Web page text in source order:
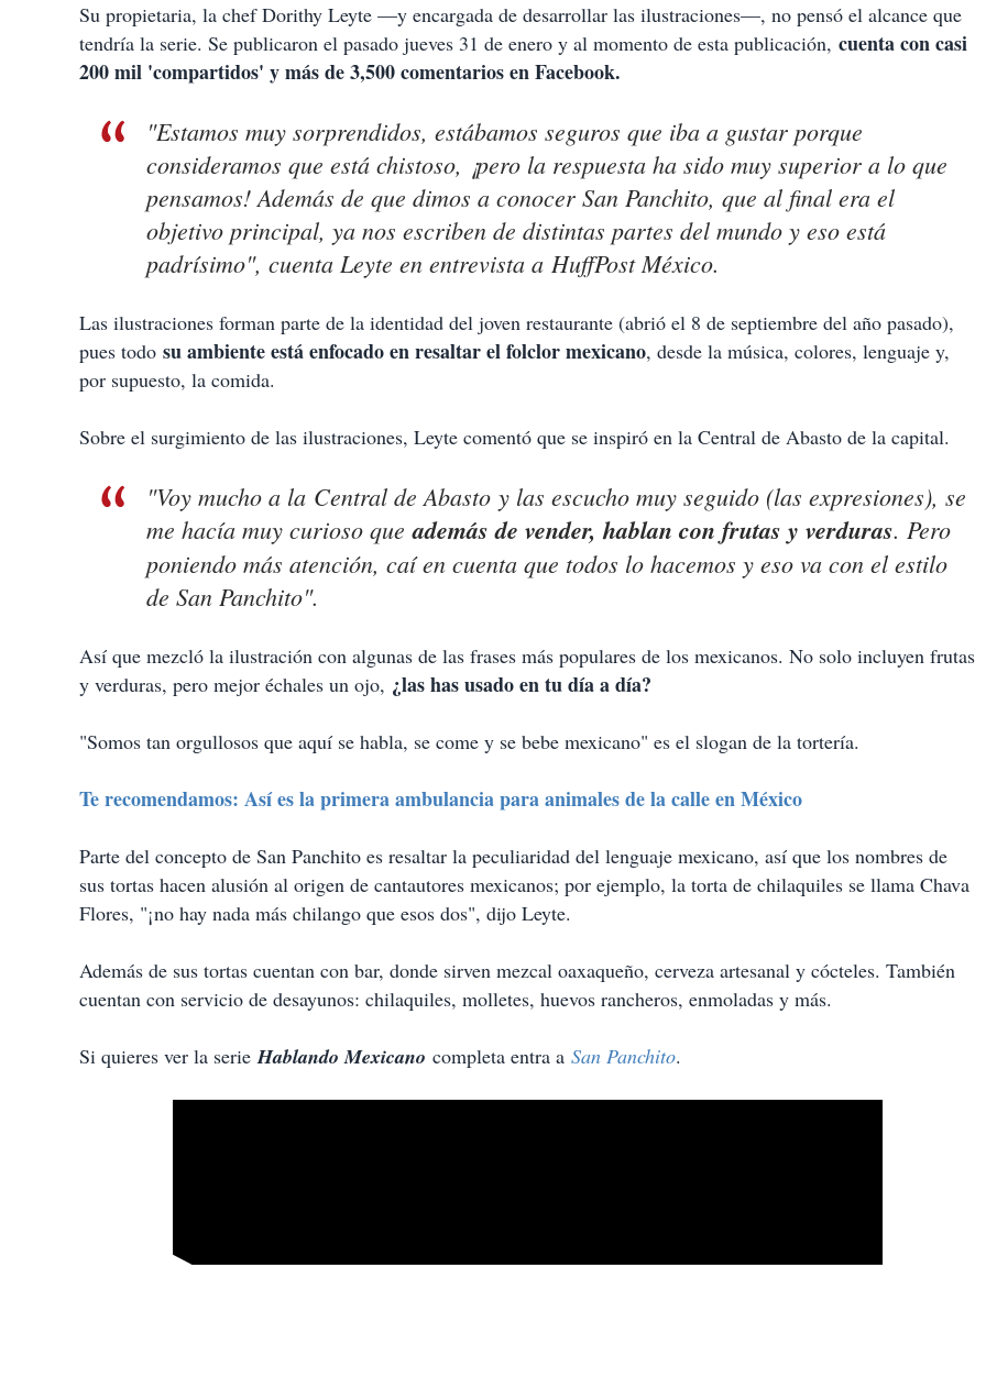
Su propietaria, la chef Dorithy Leyte —y encargada de desarrollar las ilustraciones—, no pensó el alcance que
tendría la serie. Se publicaron el pasado jueves 31 de enero y al momento de esta publicación, cuenta con casi
200 mil 'compartidos' y más de 3,500 comentarios en Facebook.
"Estamos muy sorprendidos, estábamos seguros que iba a gustar porque
consideramos que está chistoso, ¡pero la respuesta ha sido muy superior a lo que
pensamos! Además de que dimos a conocer San Panchito, que al final era el
objetivo principal, ya nos escriben de distintas partes del mundo y eso está
padrísimo", cuenta Leyte en entrevista a HuffPost México.
Las ilustraciones forman parte de la identidad del joven restaurante (abrió el 8 de septiembre del año pasado),
pues todo su ambiente está enfocado en resaltar el folclor mexicano, desde la música, colores, lenguaje y,
por supuesto, la comida.
Sobre el surgimiento de las ilustraciones, Leyte comentó que se inspiró en la Central de Abasto de la capital.
"Voy mucho a la Central de Abasto y las escucho muy seguido (las expresiones), se
me hacía muy curioso queademás de vender, hablan con frutas y verduras. Pero
poniendo más atención, caí en cuenta que todos lo hacemos y eso va con el estilo
de San Panchito".
Así que mezcló la ilustración con algunas de las frases más populares de los mexicanos. No solo incluyen frutas
y verduras, pero mejor échales un ojo, ¿las has usado en tu día a día?
"Somos tan orgullosos que aquí se habla, se come y se bebe mexicano" es el slogan de la tortería.
Te recomendamos: Así es la primera ambulancia para animales de la calle en México
Parte del concepto de San Panchito es resaltar la peculiaridad del lenguaje mexicano, así que los nombres de
sus tortas hacen alusión al origen de cantautores mexicanos; por ejemplo, la torta de chilaquiles se llama Chava
Flores, "¡no hay nada más chilango que esos dos", dijo Leyte.
Además de sus tortas cuentan con bar, donde sirven mezcal oaxaqueño, cerveza artesanal y cócteles. También
cuentan con servicio de desayunos: chilaquiles, molletes, huevos rancheros, enmoladas y más.
Si quieres ver la serieHablando Mexicano completa entra a San Panchito.